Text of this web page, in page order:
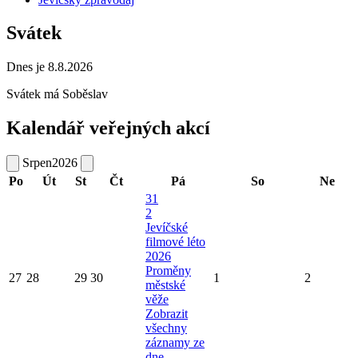
Svátek
Dnes je 8.8.2026
Svátek má Soběslav
Kalendář veřejných akcí
Srpen2026
Po
Út St Čt Pá So Ne
27 28 29 30
31
2
Jevíčské
filmové léto
2026
Proměny
městské
věže
Zobrazit
všechny
záznamy ze
1 2